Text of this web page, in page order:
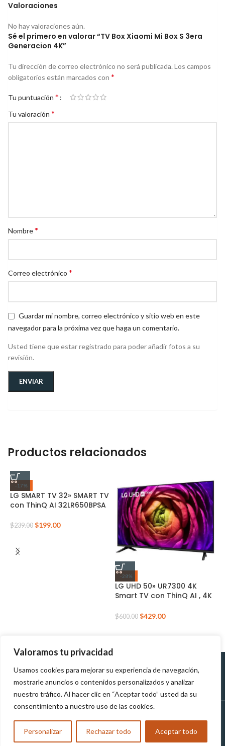
Valoramos tu privacidad
Usamos cookies para mejorar su experiencia de navegación,
mostrarle anuncios o contenidos personalizados y analizar
nuestro tráfico. Al hacer clic en “Aceptar todo” usted da su
consentimiento a nuestro uso de las cookies.
Personalizar Rechazar todo Aceptar todo
Valoraciones
No hay valoraciones aún.
Sé el primero en valorar “TV Box Xiaomi Mi Box S 3era
Generacion 4K”
Tu dirección de correo electrónico no será publicada. Los campos
obligatorios están marcados con *
Tu puntuación *
Tu valoración *
Nombre*
Correo electrónico *
Guardar mi nombre, correo electrónico y sitio web en este
navegador para la próxima vez que haga un comentario.
Usted tiene que estar registrado para poder añadir fotos a su
revisión.
Productos relacionados
-17%
LG SMART TV 32» SMART TV
con ThinQ AI 32LR650BPSA
$239.00 $199.00
-28%
LG UHD 50» UR7300 4K
Smart TV con ThinQ AI , 4K
Inteligente(2023) +MAGI
$600.00 $429.00
Políticas de
Devolución
Políticas de tratamiento de
datos personales
Compra y Reclama tu Obsequio